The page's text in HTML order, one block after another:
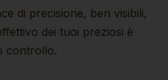
di precisione, ben visibili,
dei tuoi preziosi è
controllo.